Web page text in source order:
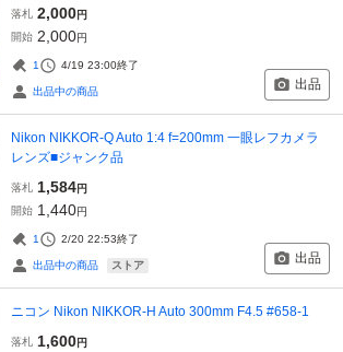
落札 2,000円
開始 2,000円
1 4/19 23:00終了
出品中の商品 出品
Nikon NIKKOR-Q Auto 1:4 f=200mm 一眼レフカメラ
レンズ■ジャンク品
落札 1,584円
開始 1,440円
1 2/20 22:53終了
出品中の商品 ストア 出品
ニコン Nikon NIKKOR-H Auto 300mm F4.5 #658-1
落札 1,600円